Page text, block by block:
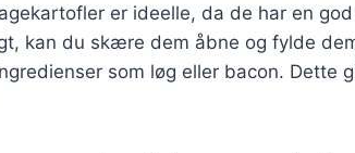
er ideelle, da de har en
kan du skære dem åbne og fylde
som løg eller bacon. Dette